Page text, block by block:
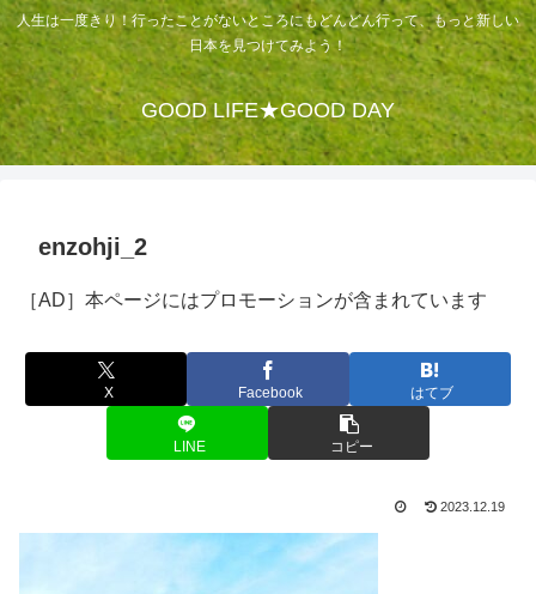
人生は一度きり！行ったことがないところにもどんどん行って、もっと新しい
日本を見つけてみよう！
GOOD LIFE★GOOD DAY
enzohji_2
［AD］本ページにはプロモーションが含まれています
X Facebook はてブ
LINE コピー
2023.12.19